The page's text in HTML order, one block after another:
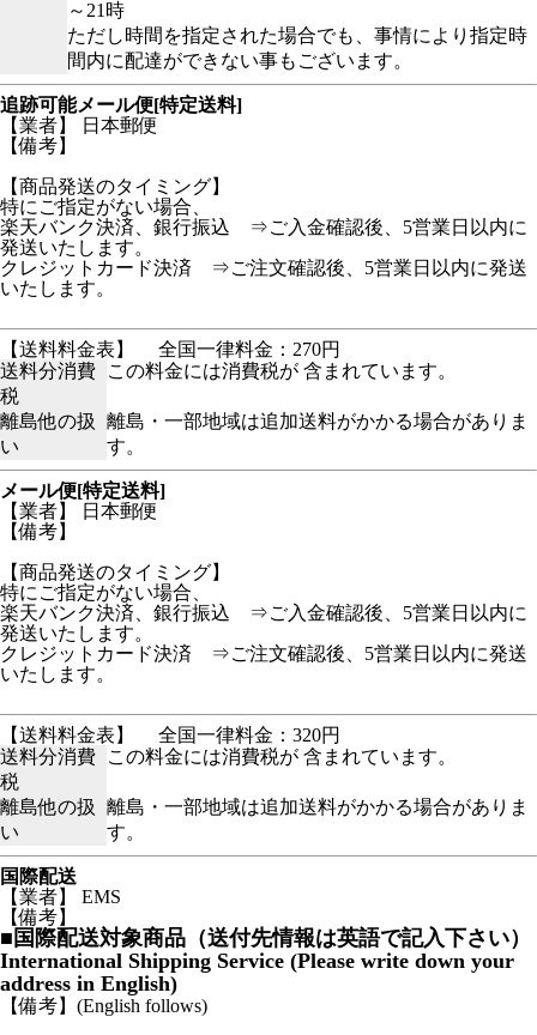
～21時
ただし時間を指定された場合でも、事情により指定時
間内に配達ができない事もございます。
追跡可能メール便[特定送料]
【業者】 日本郵便
【備考】
【商品発送のタイミング】
特にご指定がない場合、
楽天バンク決済、銀行振込 ⇒ご入金確認後、5営業日以内に
発送いたします。
クレジットカード決済 ⇒ご注文確認後、5営業日以内に発送
いたします。
【送料料金表】
全国一律料金：270円
送料分消費
税
この料金には消費税が 含まれています。
離島他の扱
い
離島・一部地域は追加送料がかかる場合がありま
す。
メール便[特定送料]
【業者】 日本郵便
【備考】
【商品発送のタイミング】
特にご指定がない場合、
楽天バンク決済、銀行振込 ⇒ご入金確認後、5営業日以内に
発送いたします。
クレジットカード決済 ⇒ご注文確認後、5営業日以内に発送
いたします。
【送料料金表】
全国一律料金：320円
送料分消費
税
この料金には消費税が 含まれています。
離島他の扱
い
離島・一部地域は追加送料がかかる場合がありま
す。
国際配送
【業者】 EMS
【備考】
■国際配送対象商品（送付先情報は英語で記入下さい）
International Shipping Service (Please write down your
address in English)
【備考】(English follows)